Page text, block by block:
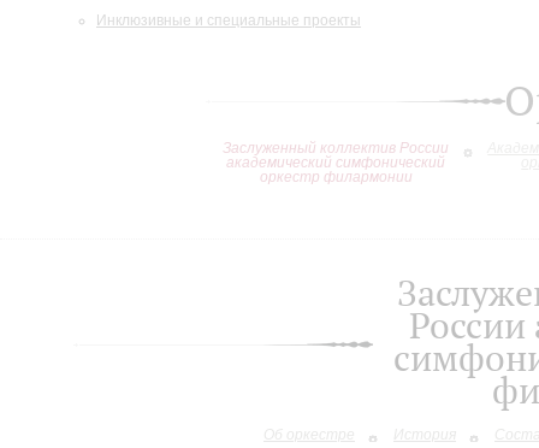
Инклюзивные и специальные проекты
Заслуженный коллектив России
академический симфонический
оркестр филармонии
Об оркестре История